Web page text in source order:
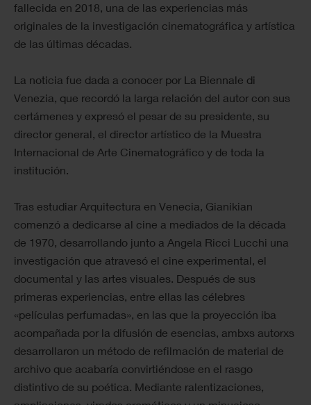
fallecida en 2018, una de las experiencias más
originales de la investigación cinematográfica y artística
de las últimas décadas.
La noticia fue dada a conocer por La Biennale di
Venezia, que recordó la larga relación del autor con sus
certámenes y expresó el pesar de su presidente, su
director general, el director artístico de la Muestra
Internacional de Arte Cinematográfico y de toda la
institución.
Tras estudiar Arquitectura en Venecia, Gianikian
comenzó a dedicarse al cine a mediados de la década
de 1970, desarrollando junto a Angela Ricci Lucchi una
investigación que atravesó el cine experimental, el
documental y las artes visuales. Después de sus
primeras experiencias, entre ellas las célebres
«películas perfumadas», en las que la proyección iba
acompañada por la difusión de esencias, ambxs autorxs
desarrollaron un método de refilmación de material de
archivo que acabaría convirtiéndose en el rasgo
distintivo de su poética. Mediante ralentizaciones,